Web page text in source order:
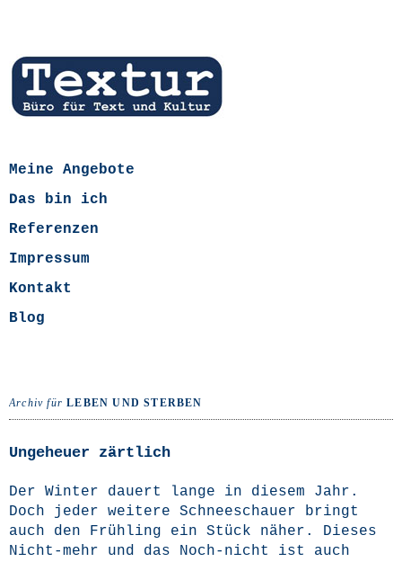
Meine Angebote
Das bin ich
Referenzen
Impressum
Kontakt
Blog
Archiv fürLEBEN UND STERBEN
Ungeheuer zärtlich
Der Win­ter dau­ert lan­ge in die­sem Jahr.
Doch jeder wei­te­re Schnee­schau­er bringt
auch den Früh­ling ein Stück näher. Die­ses
Nicht-mehr und das Noch-nicht ist auch